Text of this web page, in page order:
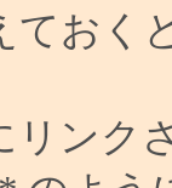
ておく
リンク